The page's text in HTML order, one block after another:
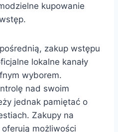
kupowanie
zakup wstępu
lokalne kanały
wyborem.
nad swoim
jednak pamiętać o
Zakupy na
możliwości